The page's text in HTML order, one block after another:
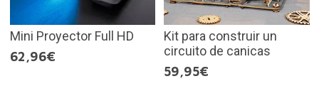
Mini Proyector Full HD
62,96€
Kit para construir un
circuito de canicas
59,95€